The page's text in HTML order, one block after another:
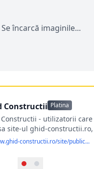
Se încarcă imaginile...
Constructii Platina
Constructii - utilizatorii care
site-ul ghid-
afla datele de contact al
constructii.ro/site/public...